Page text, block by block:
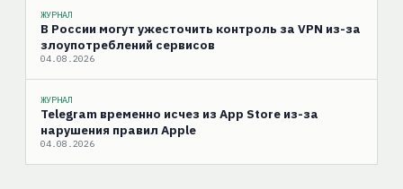
ЖУРНАЛ
В России могут ужесточить контроль за VPN из-за
злоупотреблений сервисов
04.08.2026
ЖУРНАЛ
Telegram временно исчез из App Store из-за
нарушения правил Apple
04.08.2026